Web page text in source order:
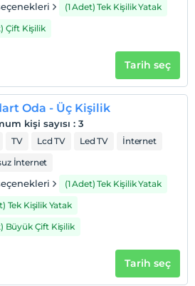
(1 Adet) Tek Kişilik Yatak
Çift Kişilik
Tarih seç
Oda - Üç Kişilik
kişi sayısı : 3
TV Lcd TV Led TV
İnternet
İnternet
(1 Adet) Tek Kişilik Yatak
Tek Kişilik Yatak
Büyük Çift Kişilik
Tarih seç